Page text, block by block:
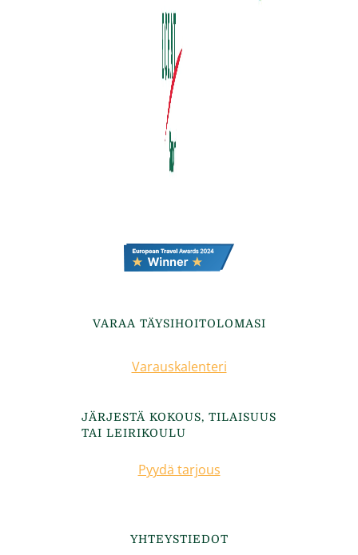
VARAA TÄYSIHOITOLOMASI
Varauskalenteri
JÄRJESTÄ KOKOUS, TILAISUUS
TAI LEIRIKOULU
Pyydä tarjous
YHTEYSTIEDOT